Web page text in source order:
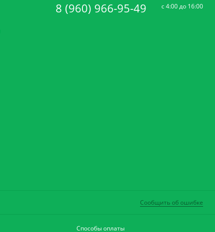
8 (960) 966-95-49 c 4:00 до 16:00
Сообщить об ошибке
Способы оплаты